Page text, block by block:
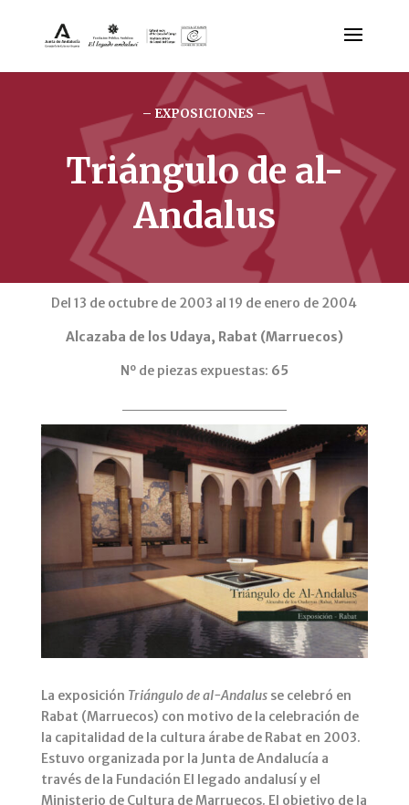
– EXPOSICIONES –
Triángulo de al-
Andalus
Del 13 de octubre de 2003 al 19 de enero de 2004
Alcazaba de los Udaya, Rabat (Marruecos)
Nº de piezas expuestas: 65
La exposición Triángulo de al-Andalusse celebró en
Rabat (Marruecos) con motivo de la celebración de
la capitalidad de la cultura árabe de Rabat en 2003.
Estuvo organizada por la Junta de Andalucía a
través de la Fundación El legado andalusí y el
Ministerio de Cultura de Marruecos. El objetivo de la